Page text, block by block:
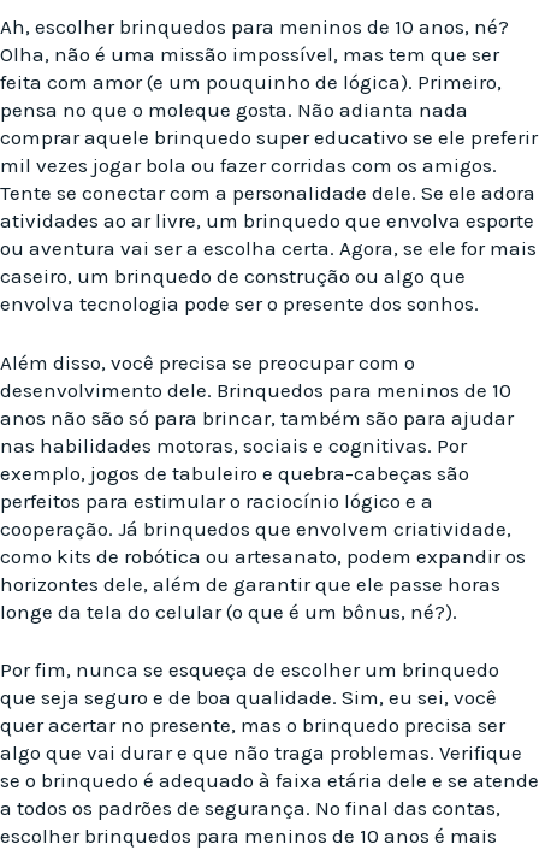
Ah, escolher brinquedos para meninos de 10 anos, né?
Olha, não é uma missão impossível, mas tem que ser
feita com amor (e um pouquinho de lógica). Primeiro,
pensa no que o moleque gosta. Não adianta nada
comprar aquele brinquedo super educativo se ele preferir
mil vezes jogar bola ou fazer corridas com os amigos.
Tente se conectar com a personalidade dele. Se ele adora
atividades ao ar livre, um brinquedo que envolva esporte
ou aventura vai ser a escolha certa. Agora, se ele for mais
caseiro, um brinquedo de construção ou algo que
envolva tecnologia pode ser o presente dos sonhos.
Além disso, você precisa se preocupar com o
desenvolvimento dele. Brinquedos para meninos de 10
anos não são só para brincar, também são para ajudar
nas habilidades motoras, sociais e cognitivas. Por
exemplo, jogos de tabuleiro e quebra-cabeças são
perfeitos para estimular o raciocínio lógico e a
cooperação. Já brinquedos que envolvem criatividade,
como kits de robótica ou artesanato, podem expandir os
horizontes dele, além de garantir que ele passe horas
longe da tela do celular (o que é um bônus, né?).
Por fim, nunca se esqueça de escolher um brinquedo
que seja seguro e de boa qualidade. Sim, eu sei, você
quer acertar no presente, mas o brinquedo precisa ser
algo que vai durar e que não traga problemas. Verifique
se o brinquedo é adequado à faixa etária dele e se atende
a todos os padrões de segurança. No final das contas,
escolher brinquedos para meninos de 10 anos é mais